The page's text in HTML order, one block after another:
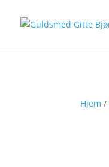
Hjem /